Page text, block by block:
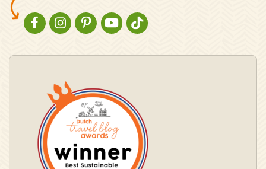
NATURESCANNER OP FACEBOOK
NATURESCANNER OP INSTAGRAM
NATURESCANNER OP PINTEREST
NATURESCANNER OP YOUTUBE
NATURESCANNER OP TIKTOK